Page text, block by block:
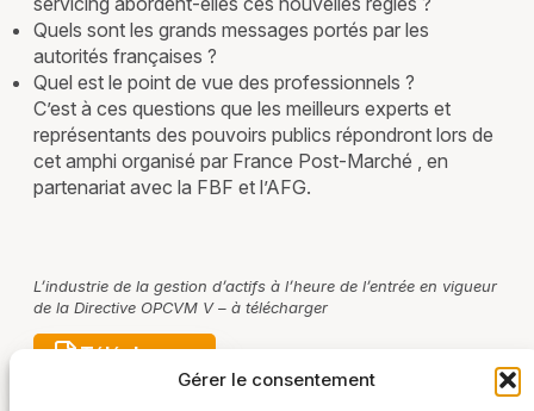
Gérer le consentement
Quels sont les grands messages portés par les
autorités françaises ?
Quel est le point de vue des professionnels ?
C’est à ces questions que les meilleurs experts et
représentants des pouvoirs publics répondront lors de
cet amphi organisé par France Post-Marché , en
partenariat avec la FBF et l’AFG.
L’industrie de la gestion d’actifs à l’heure de l’entrée en vigueur
de la Directive OPCVM V – à télécharger
Télécharger